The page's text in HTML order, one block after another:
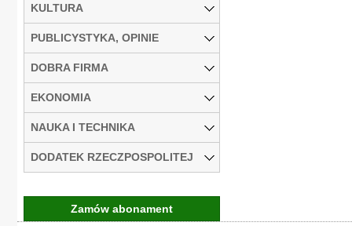
KULTURA
PUBLICYSTYKA, OPINIE
DOBRA FIRMA
EKONOMIA
NAUKA I TECHNIKA
DODATEK RZECZPOSPOLITEJ
Zamów abonament